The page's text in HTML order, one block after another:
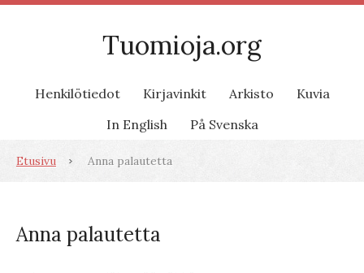
Tuomioja.org
Henkilötiedot Kirjavinkit Arkisto
Kuvia
In English
På Svenska
Etusivu Anna palautetta
Anna palautetta